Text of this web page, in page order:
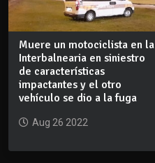
Muere un motociclista en la
Interbalnearia en siniestro
de características
impactantes y el otro
vehículo se dio a la fuga
Aug 26 2022